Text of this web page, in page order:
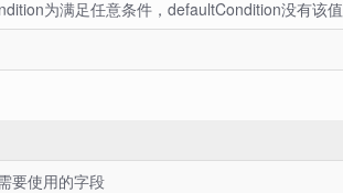
为满足任意条件，defaultCondition没有该值
要使用的字段